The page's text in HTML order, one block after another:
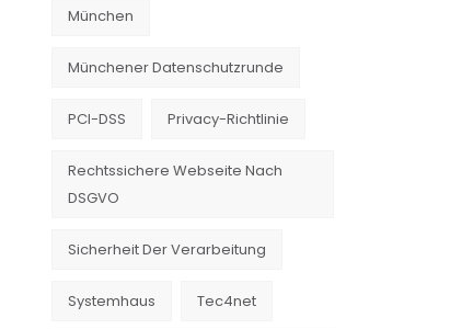
München
Münchener Datenschutzrunde
PCI-DSS Privacy-Richtlinie
Rechtssichere Webseite Nach
DSGVO
Sicherheit Der Verarbeitung
Systemhaus Tec4net